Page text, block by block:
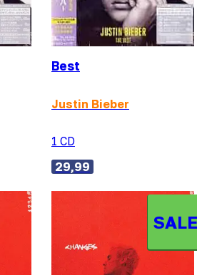
Best
Justin Bieber
1 CD
29,99